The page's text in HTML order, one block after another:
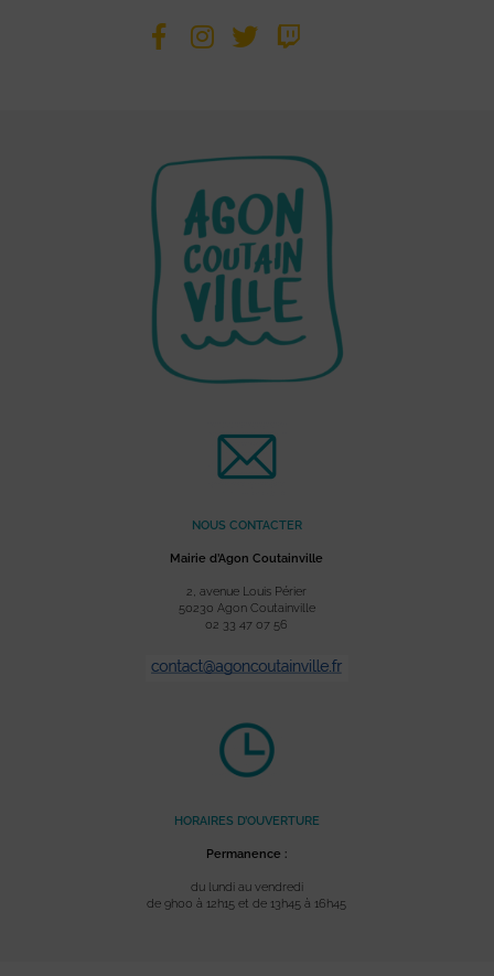
NOUS CONTACTER
Mairie d’Agon Coutainville
2, avenue Louis Périer
50230 Agon Coutainville
02 33 47 07 56
HORAIRES D’OUVERTURE
Permanence :
du lundi au vendredi
de 9h00 à 12h15 et de 13h45 à 16h45